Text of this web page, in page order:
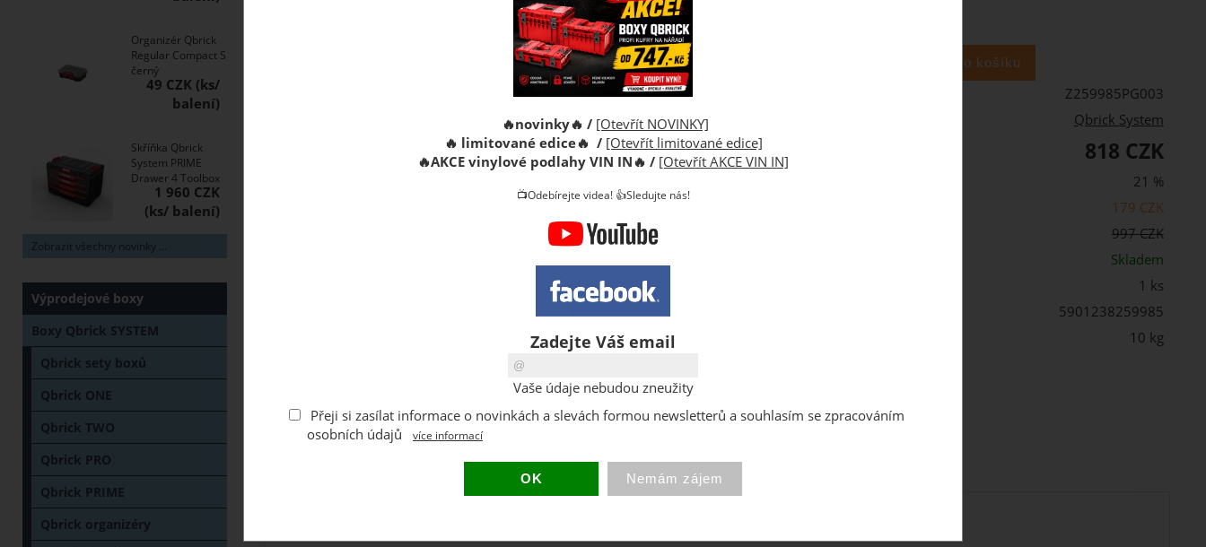
Z259985PG003
Qbrick System
Cena s DPH:
818 CZK
21 %
179 CZK
997 CZK
Skladem
1 ks
5901238259985
10 kg
poslat známému
Organizér Qbrick
Regular Compact S
černý
49 CZK
Skříňka Qbrick
System PRIME
Drawer 4 Toolbox
1 960 CZK
Zobrazit všechny novinky ...
Výprodejové boxy
Boxy Qbrick SYSTEM
Qbrick sety boxů
Qbrick ONE
Qbrick TWO
Qbrick PRO
Qbrick PRIME
Qbrick organizéry
🔥novinky🔥 / [Otevřít NOVINKY]
🔥 limitované edice🔥 / [Otevřít limitované edice]
🔥AKCE vinylové podlahy VIN IN🔥 / [Otevřít AKCE VIN IN]
📺Odebírejte videa! 👍Sledujte nás!
Zadejte Váš email
Vaše údaje nebudou zneužity
Přeji si zasílat informace o novinkách a slevách formou newsletterů a souhlasím se zpracováním
osobních údajů
více informací